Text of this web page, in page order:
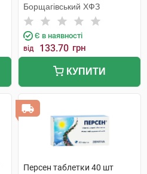
Борщагівський ХФЗ
Є в наявності
від 133.70 грн
КУПИТИ
Персен таблетки 40 шт